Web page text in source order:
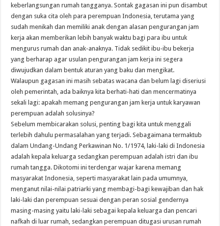
keberlangsungan rumah tangganya. Sontak gagasan ini pun disambut
dengan suka cita oleh para perempuan Indonesia, terutama yang
sudah menikah dan memiliki anak dengan alasan pengurangan jam
kerja akan memberikan lebih banyak waktu bagi para ibu untuk
mengurus rumah dan anak-anaknya. Tidak sedikit ibu-ibu bekerja
yang berharap agar usulan pengurangan jam kerja ini segera
diwujudkan dalam bentuk aturan yang baku dan mengikat.
Walaupun gagasan ini masih sebatas wacana dan belum lagi diseriusi
oleh pemerintah, ada baiknya kita berhati-hati dan mencermatinya
sekali lagi: apakah memang pengurangan jam kerja untuk karyawan
perempuan adalah solusinya?
Sebelum membicarakan solusi, penting bagi kita untuk menggali
terlebih dahulu permasalahan yang terjadi. Sebagaimana termaktub
dalam Undang-Undang Perkawinan No. 1/1974, laki-laki di Indonesia
adalah kepala keluarga sedangkan perempuan adalah istri dan ibu
rumah tangga. Dikotomi ini terdengar wajar karena memang
masyarakat Indonesia, seperti masyarakat lain pada umumnya,
menganut nilai-nilai patriarki yang membagi-bagi kewajiban dan hak
laki-laki dan perempuan sesuai dengan peran sosial gendernya
masing-masing yaitu laki-laki sebagai kepala keluarga dan pencari
nafkah di luar rumah, sedangkan perempuan ditugasi urusan rumah